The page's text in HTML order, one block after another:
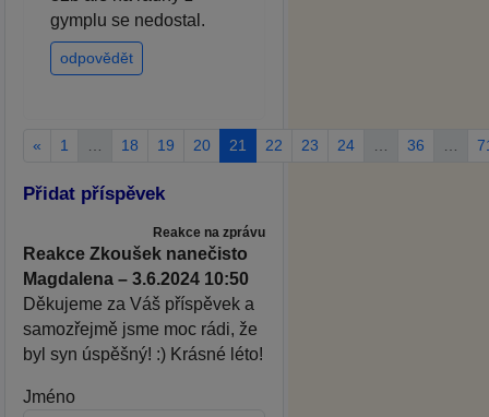
gymplu se nedostal.
odpovědět
« 1 18 19 20 21 22 23 24 36
Přidat příspěvek
Reakce na zprávu
Reakce Zkoušek nanečisto
Magdalena – 3.6.2024 10:50
Děkujeme za Váš příspěvek a
samozřejmě jsme moc rádi, že
byl syn úspěšný! :) Krásné léto!
Jméno